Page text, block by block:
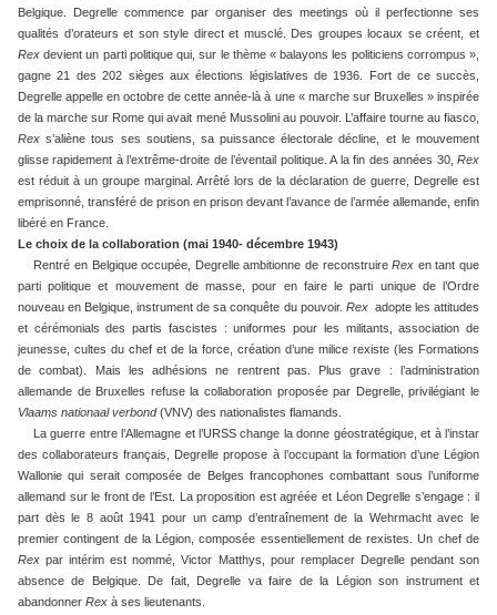
Belgique. Degrelle commence par organiser des meetings où il perfectionne ses
qualités d’orateurs et son style direct et musclé. Des groupes locaux se créent, et
Rex devient un parti politique qui, sur le thème « balayons les politiciens corrompus »,
gagne 21 des 202 sièges aux élections législatives de 1936. Fort de ce succès,
Degrelle appelle en octobre de cette année-là à une « marche sur Bruxelles » inspirée
de la marche sur Rome qui avait mené Mussolini au pouvoir. L’affaire tourne au fiasco,
Rex s’aliène tous ses soutiens, sa puissance électorale décline, et le mouvement
glisse rapidement à l’extrême-droite de l’éventail politique. A la fin des années 30, Rex
est réduit à un groupe marginal. Arrêté lors de la déclaration de guerre, Degrelle est
emprisonné, transféré de prison en prison devant l’avance de l’armée allemande, enfin
libéré en France.
Le choix de la collaboration (mai 1940- décembre 1943)
Rentré en Belgique occupée, Degrelle ambitionne de reconstruireRex en tant que
parti politique et mouvement de masse, pour en faire le parti unique de l’Ordre
nouveau en Belgique, instrument de sa conquête du pouvoir. Rex adopte les attitudes
et cérémonials des partis fascistes : uniformes pour les militants, association de
jeunesse, cultes du chef et de la force, création d’une milice rexiste (les Formations
de combat). Mais les adhésions ne rentrent pas. Plus grave : l’administration
allemande de Bruxelles refuse la collaboration proposée par Degrelle, privilégiant le
Vlaams nationaal verbond(VNV) des nationalistes flamands.
La guerre entre l’Allemagne et l’URSS change la donne géostratégique, et à l’instar
des collaborateurs français, Degrelle propose à l’occupant la formation d’une Légion
Wallonie qui serait composée de Belges francophones combattant sous l’uniforme
allemand sur le front de l’Est. La proposition est agréée et Léon Degrelle s’engage : il
part dès le 8 août 1941 pour un camp d’entraînement de la Wehrmacht avec le
premier contingent de la Légion, composée essentiellement de rexistes. Un chef de
Rex par intérim est nommé, Victor Matthys, pour remplacer Degrelle pendant son
absence de Belgique. De fait, Degrelle va faire de la Légion son instrument et
abandonner Rex à ses lieutenants.